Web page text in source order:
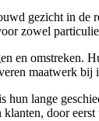
gezicht in de
zowel
en omstreken.
maatwerk bij
hun lange
door